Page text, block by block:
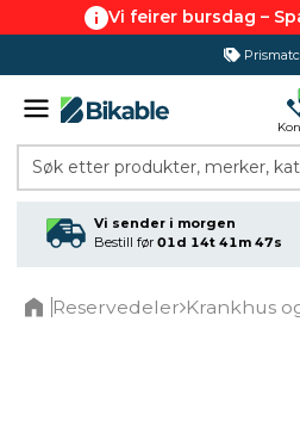
Vi feirer bursdag –
Søk etter produkter, merker,
Vi sender i morgen
Bestill før 01d 14t 41m 47s
Reservedeler Krankhus